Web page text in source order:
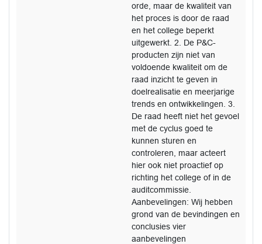
orde, maar de kwaliteit van
het proces is door de raad
en het college beperkt
uitgewerkt. 2. De P&C-
producten zijn niet van
voldoende kwaliteit om de
raad inzicht te geven in
doelrealisatie en meerjarige
trends en ontwikkelingen. 3.
De raad heeft niet het gevoel
met de cyclus goed te
kunnen sturen en
controleren, maar acteert
hier ook niet proactief op
richting het college of in de
auditcommissie.
Aanbevelingen: Wij hebben
grond van de bevindingen en
conclusies vier
aanbevelingen